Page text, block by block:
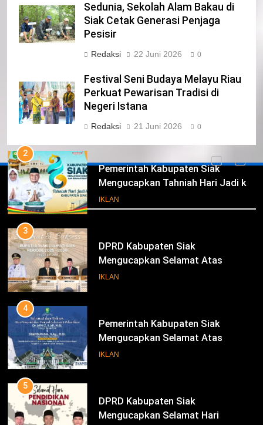
Sedunia, Sekolah Alam Bakau di
Siak Cetak Generasi Penjaga
Pesisir
Redaksi 22 Juni 2026 0
Festival Seni Budaya Melayu Riau
Perkuat Pewarisan Tradisi di
Negeri Istana
Redaksi 21 Juni 2026 0
Iklan
NURGARAHA HARPAL NOVTEN, SH
CALON ANGGOTA DPRD PROVINSI
Pimpinan Beserta Anggota DPRD
Kabupaten Siak Mengucapkan
IKLAN
2
Pemerintah Kabupaten Siak
Mengucapkan Tahniah Hari Jadi ke-
26 Kabupaten Siak
IKLAN
3
DPRD Kabupaten Siak
Mengucapkan Selamat Atas
Pengambilan Sumpah Jabatan
IKLAN
4
Pemerintah Kabupaten Siak
Mengucapkan Selamat Atas
Pengambilan Sumpah Jabatan
IKLAN
5
DPRD Kabupaten Siak
Mengucapkan Selamat Hari